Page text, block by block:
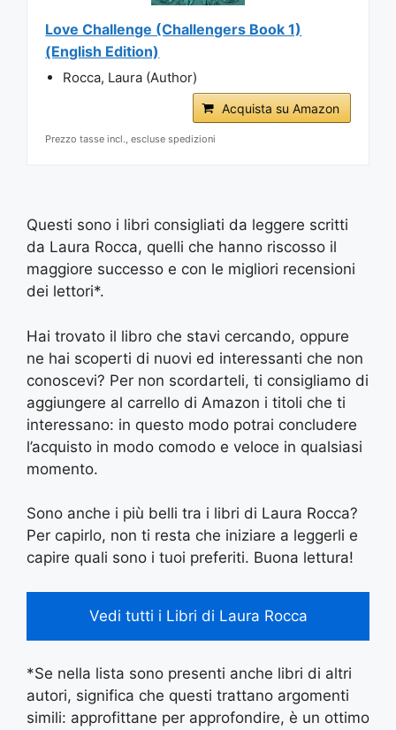
Love Challenge (Challengers Book 1)
(English Edition)
Rocca, Laura (Author)
Acquista su Amazon
Prezzo tasse incl., escluse spedizioni
Questi sono i libri consigliati da leggere scritti
da Laura Rocca, quelli che hanno riscosso il
maggiore successo e con le migliori recensioni
dei lettori*.
Hai trovato il libro che stavi cercando, oppure
ne hai scoperti di nuovi ed interessanti che non
conoscevi? Per non scordarteli, ti consigliamo di
aggiungere al carrello di Amazon i titoli che ti
interessano: in questo modo potrai concludere
l’acquisto in modo comodo e veloce in qualsiasi
momento.
Sono anche i più belli tra i libri di Laura Rocca?
Per capirlo, non ti resta che iniziare a leggerli e
capire quali sono i tuoi preferiti. Buona lettura!
Vedi tutti i Libri di Laura Rocca
*Se nella lista sono presenti anche libri di altri
autori, significa che questi trattano argomenti
simili: approfittane per approfondire, è un ottimo